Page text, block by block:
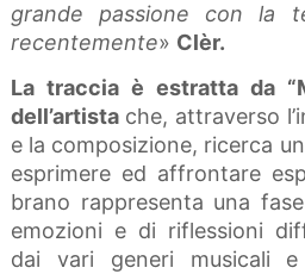
grande passione con la
recentemente» Clèr.
La traccia è estratta da
dell’artista che, attraverso
e la composizione, ricerca
esprimere ed affrontare
brano rappresenta una
emozioni e di riflessioni
dai vari generi musicali